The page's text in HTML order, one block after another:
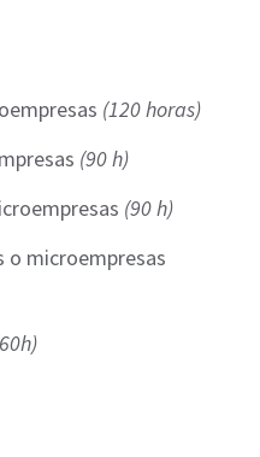
(120 horas)
(90 h)
(90 h)
o microempresas